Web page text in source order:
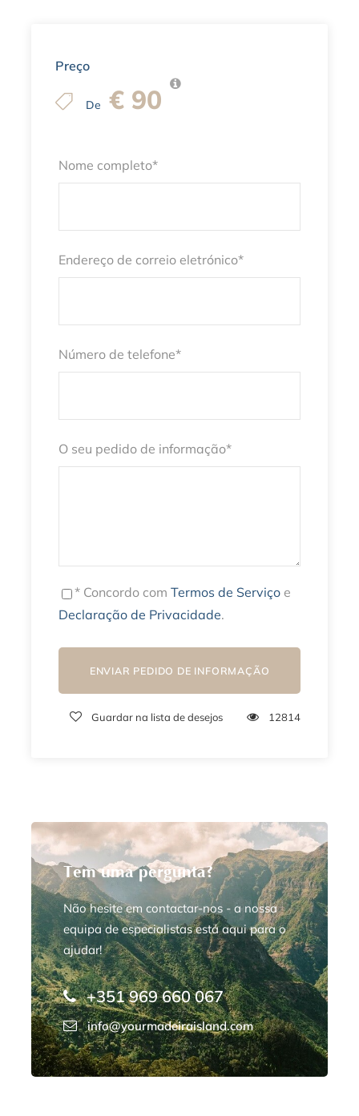
Preço
De € 90
Nome completo*
Endereço de correio eletrónico*
Número de telefone*
O seu pedido de informação*
* Concordo com Termos de Serviço e
Declaração de Privacidade.
Guardar na lista de desejos 12814
Tem uma pergunta?
Não hesite em contactar-nos - a nossa
equipa de especialistas está aqui para o
ajudar!
+351 969 660 067
info@yourmadeiraisland.com